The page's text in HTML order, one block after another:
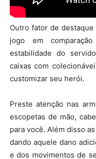
Outro fator de
jogo em
estabilidade do
caixas com
customizar seu herói.
Preste atenção nas
escopetas de mão,
para você. Além disso
dando aquele dano
e dos movimentos de